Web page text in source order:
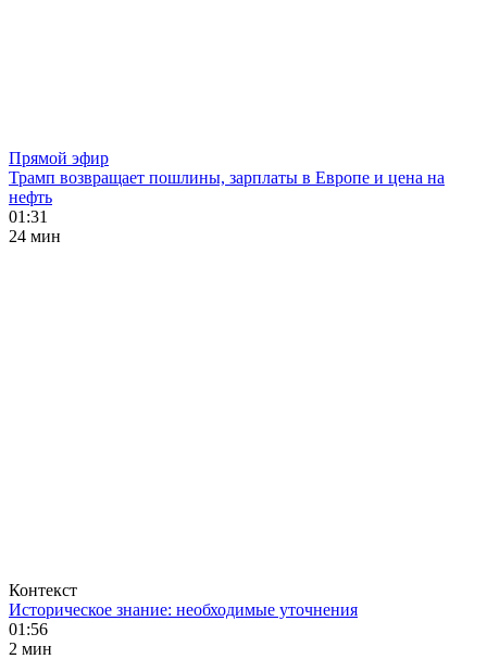
Прямой эфир
Трамп возвращает пошлины, зарплаты в Европе и цена на
нефть
01:31
24 мин
Контекст
Историческое знание: необходимые уточнения
01:56
2 мин